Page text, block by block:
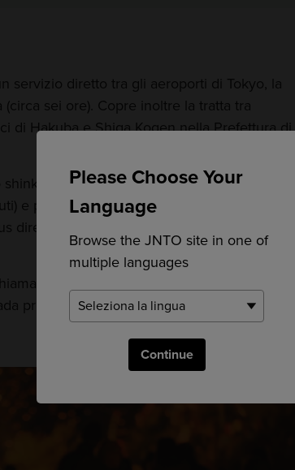
Please Choose Your
Language
Browse the JNTO site in one of
multiple languages
Continue
servizio diretto tra gli aeroporti di Tokyo, la
sei ore). Copre inoltre la tratta tra
di Hakuba e Shiga Kogen nella Prefettura di
shinkansen Hokuriku dallastazione di Tokyo
e poi l'autobus Nozawa Onsen Liner (25
diretti per tutto l'inverno da Osaka, Kyoto e
Dosojinba, a circa 5 minuti a piedi dal
principale.